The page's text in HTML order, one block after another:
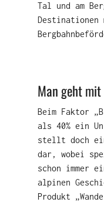
Tal und am
Destinationen
Man geht
Beim Faktor
als 40% ein
stellt doch ein
dar, wobei
schon immer
alpinen
Produkt